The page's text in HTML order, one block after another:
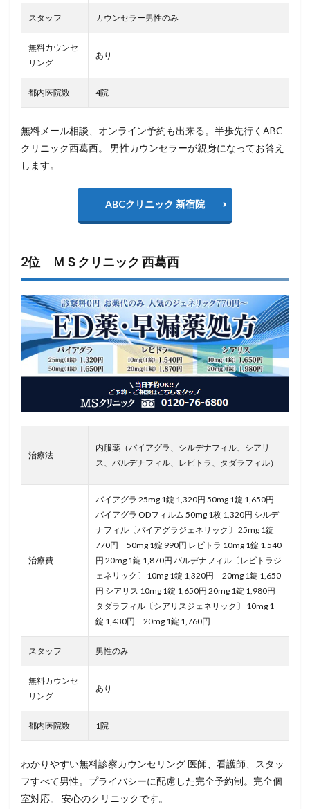
スタッフ カウンセラー男性のみ
無料カウンセ
リング
あり
都内医院数 4院
無料メール相談、オンライン予約も出来る。半歩先行くABC
クリニック西葛西。 男性カウンセラーが親身になってお答え
します。
ABCクリニック 新宿院
2位 ＭＳクリニック 西葛西
治療法
内服薬（バイアグラ、シルデナフィル、シアリ
ス、バルデナフィル、レビトラ、タダラフィル）
治療費
バイアグラ 25mg 1錠 1,320円 50mg 1錠 1,650円
バイアグラ ODフィルム 50mg 1枚 1,320円 シルデ
ナフィル〔バイアグラジェネリック〕 25mg 1錠
770円 50mg 1錠 990円 レビトラ 10mg 1錠 1,540
円 20mg 1錠 1,870円 バルデナフィル〔レビトラジ
ェネリック〕 10mg 1錠 1,320円 20mg 1錠 1,650
円 シアリス 10mg 1錠 1,650円 20mg 1錠 1,980円
タダラフィル〔シアリスジェネリック〕 10mg 1
錠 1,430円 20mg 1錠 1,760円
スタッフ 男性のみ
無料カウンセ
リング
あり
都内医院数 1院
わかりやすい無料診察カウンセリング 医師、看護師、スタッ
フすべて男性。プライバシーに配慮した完全予約制。完全個
室対応。 安心のクリニックです。